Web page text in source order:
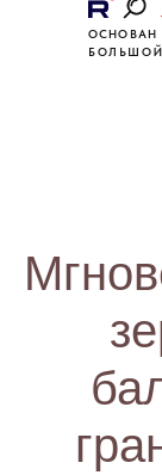
ОСНОВАН
БОЛЬШОЙ